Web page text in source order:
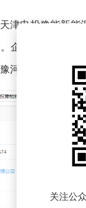
津电投豫能新
企查查股权穿
河南新能源有限
关注公